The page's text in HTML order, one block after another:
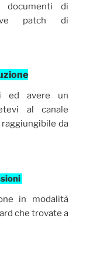
di
patch di
ed avere un
al canale
raggiungibile da
in modalità
che trovate a